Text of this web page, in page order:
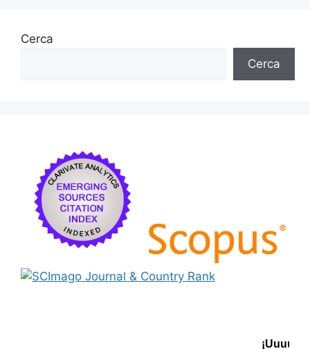
Cerca
Cerca